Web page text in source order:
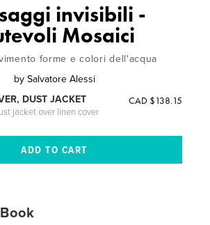
invisibili -
Mosaici
forme e colori dell'acqua
by Salvatore Alessi
DUST JACKET
jacket over linen cover
CAD $138.15